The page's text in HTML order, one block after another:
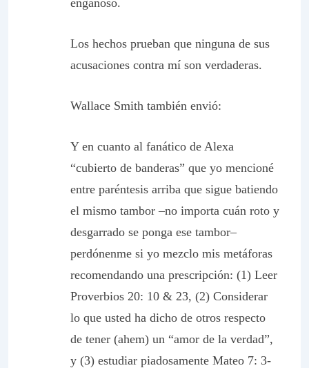
engañoso.
Los hechos prueban que ninguna de sus
acusaciones contra mí son verdaderas.
Wallace Smith también envió:
Y en cuanto al fanático de Alexa
“cubierto de banderas” que yo mencioné
entre paréntesis arriba que sigue batiendo
el mismo tambor –no importa cuán roto y
desgarrado se ponga ese tambor–
perdónenme si yo mezclo mis metáforas
recomendando una prescripción: (1) Leer
Proverbios 20: 10 & 23, (2) Considerar
lo que usted ha dicho de otros respecto
de tener (ahem) un “amor de la verdad”,
y (3) estudiar piadosamente Mateo 7: 3-